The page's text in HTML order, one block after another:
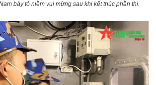
bày tỏ niềm vui mừng sau khi kết thúc phần thi.